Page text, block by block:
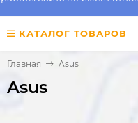
КАТАЛОГ ТОВАРОВ
Главная Asus
Asus